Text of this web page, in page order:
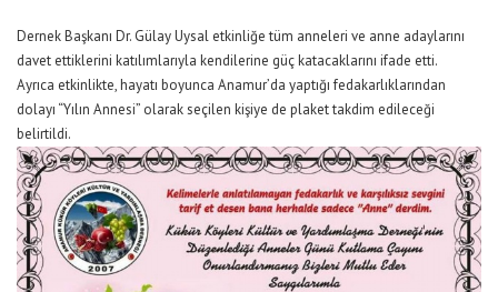
Dernek Başkanı Dr. Gülay Uysal etkinliğe tüm anneleri ve anne adaylarını
davet ettiklerini katılımlarıyla kendilerine güç katacaklarını ifade etti.
Ayrıca etkinlikte, hayatı boyunca Anamur’da yaptığı fedakarlıklarından
dolayı “Yılın Annesi” olarak seçilen kişiye de plaket takdim edileceği
belirtildi.